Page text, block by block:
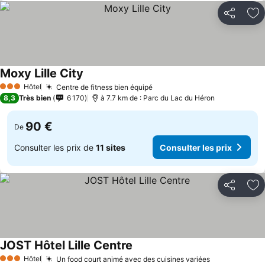
Partager
3 ÉtoilesHôtel Centre de fitness bien équipé
Moxy Lille City
8,3 Très bien 6 170 à 7.7 km de : Parc du Lac du Héron
De 90 €
Consulter les prix de 11 sites Consulter les prix
Partager
Hôtel Un food court animé avec des cuisines variées
JOST Hôtel Lille Centre